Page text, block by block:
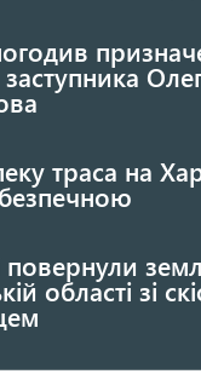
траса на
повернули
області зі